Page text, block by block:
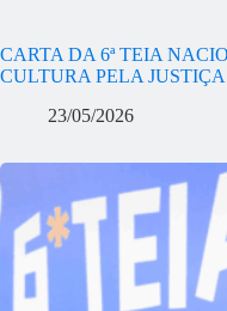
CARTA DA 6ª TEIA
CULTURA PELA
23/05/2026